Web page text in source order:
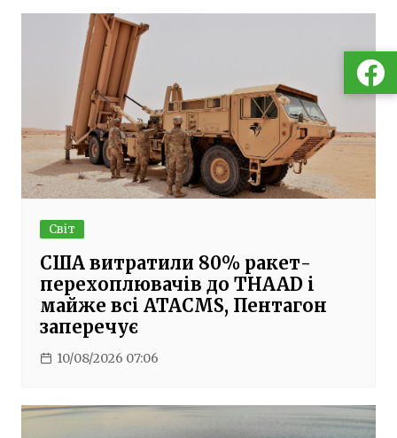
Світ
США витратили 80% ракет-
перехоплювачів до THAAD і
майже всі ATACMS, Пентагон
заперечує
10/08/2026 07:06